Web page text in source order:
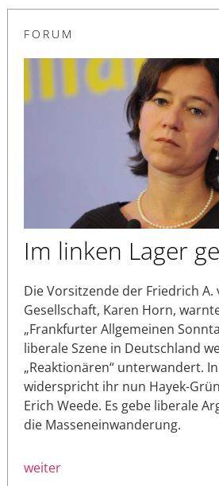
FORUM
Im linken Lager
Die Vorsitzende der Friedrich A.
Gesellschaft, Karen Horn,
„Frankfurter Allgemeinen
liberale Szene in Deutschland
„Reaktionären“ unterwandert. In
widerspricht ihr nun Hayek-
Erich Weede. Es gebe liberale
die Masseneinwanderung.
weiter